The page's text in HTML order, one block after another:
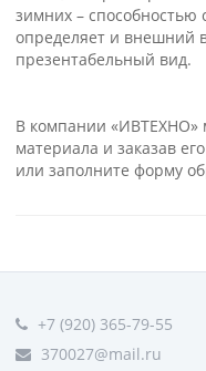
зимних – способностью
определяет и внешний
презентабельный вид.
В компании «ИВТЕХНО»
материала и заказав
или заполните форму
+7 (920) 365-79-55
370027@mail.ru